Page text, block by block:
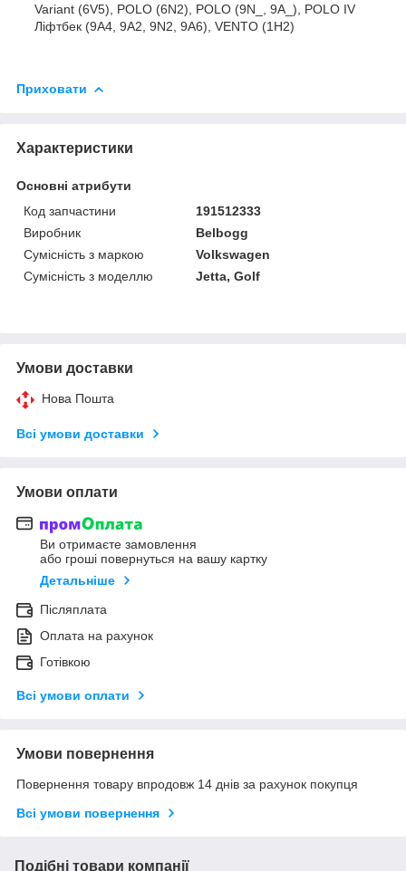
Variant (6V5), POLO (6N2), POLO (9N_, 9A_), POLO IV
Ліфтбек (9A4, 9A2, 9N2, 9A6), VENTO (1H2)
Приховати
Характеристики
Основні атрибути
Код запчастини
191512333
Виробник
Belbogg
Сумісність з маркою
Volkswagen
Сумісність з моделлю
Jetta, Golf
Умови доставки
Нова Пошта
Всі умови доставки
Умови оплати
Ви отримаєте замовлення
або гроші повернуться на вашу картку
Детальніше
Післяплата
Оплата на рахунок
Готівкою
Всі умови оплати
Умови повернення
Повернення товару впродовж 14 днів за рахунок покупця
Всі умови повернення
Подібні товари компанії